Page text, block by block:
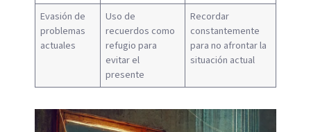
Evasión de
problemas
actuales
Uso de
recuerdos como
refugio para
evitar el
presente
Recordar
constantemente
para no afrontar la
situación actual